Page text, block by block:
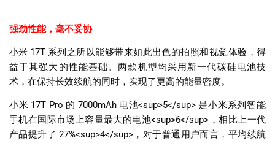
强劲性能，毫不妥协
小米 17T 系列之所以能够带来如此出色的拍照和视觉体验，得
益于其强大的性能基础。两款机型均采用新一代碳硅电池技
术，在保持长效续航的同时，实现了更高的能量密度。
小米 17T Pro 的 7000mAh 电池<sup>5</sup> 是小米系列智能
手机在国际市场上容量最大的电池<sup>6</sup> ，相比上一代
产品提升了 27%<sup>4</sup> ，对于普通用户而言，平均续航